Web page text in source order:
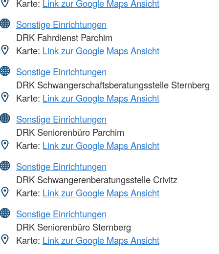
Karte: Link zur Google Maps Ansicht
Sonstige Einrichtungen
DRK Fahrdienst Parchim
Karte: Link zur Google Maps Ansicht
Sonstige Einrichtungen
DRK Schwangerschaftsberatungsstelle Sternberg
Karte: Link zur Google Maps Ansicht
Sonstige Einrichtungen
DRK Seniorenbüro Parchim
Karte: Link zur Google Maps Ansicht
Sonstige Einrichtungen
DRK Schwangerenberatungsstelle Crivitz
Karte: Link zur Google Maps Ansicht
Sonstige Einrichtungen
DRK Seniorenbüro Sternberg
Karte: Link zur Google Maps Ansicht